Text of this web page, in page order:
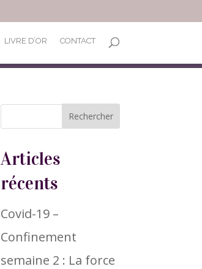
LIVRE D’OR CONTACT
Articles
récents
Covid-19 –
Confinement
semaine 2 : La force